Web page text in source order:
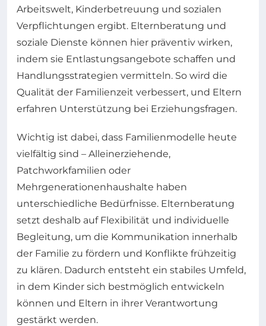
Arbeitswelt, Kinderbetreuung und sozialen
Verpflichtungen ergibt. Elternberatung und
soziale Dienste können hier präventiv wirken,
indem sie Entlastungsangebote schaffen und
Handlungsstrategien vermitteln. So wird die
Qualität der Familienzeit verbessert, und Eltern
erfahren Unterstützung bei Erziehungsfragen.
Wichtig ist dabei, dass Familienmodelle heute
vielfältig sind – Alleinerziehende,
Patchworkfamilien oder
Mehrgenerationenhaushalte haben
unterschiedliche Bedürfnisse. Elternberatung
setzt deshalb auf Flexibilität und individuelle
Begleitung, um die Kommunikation innerhalb
der Familie zu fördern und Konflikte frühzeitig
zu klären. Dadurch entsteht ein stabiles Umfeld,
in dem Kinder sich bestmöglich entwickeln
können und Eltern in ihrer Verantwortung
gestärkt werden.